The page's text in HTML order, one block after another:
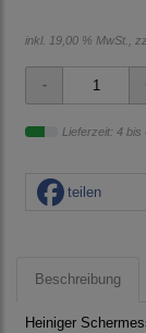
inkl. 19,00 % MwSt.,
Lieferzeit: 4 bis
teilen
Beschreibung
Heiniger